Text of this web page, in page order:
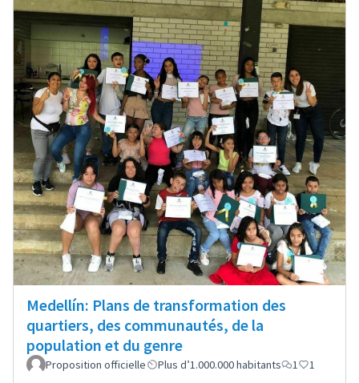
Medellín: Plans de transformation des
quartiers, des communautés, de la
population et du genre
Proposition officielle Plus d’1.000.000 habitants 1 1